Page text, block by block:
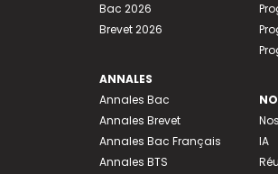
Bac 2026
Brevet 2026
ANNALES
Annales Bac
Annales Brevet
Annales Bac Français
Annales BTS
IA